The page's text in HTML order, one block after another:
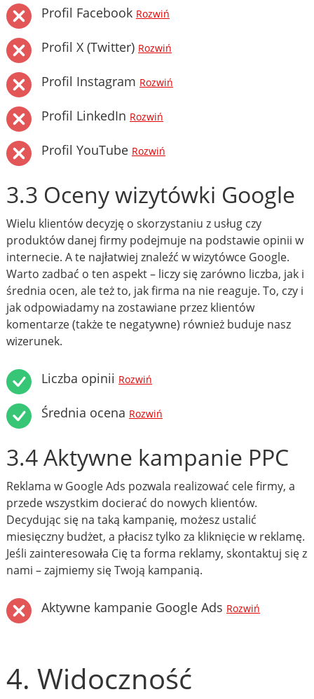
Profil Facebook Rozwiń
Profil X (Twitter) Rozwiń
Profil Instagram Rozwiń
Profil LinkedIn Rozwiń
Profil YouTube Rozwiń
3.3 Oceny wizytówki Google
Wielu klientów decyzję o skorzystaniu z usług czy
produktów danej firmy podejmuje na podstawie opinii w
internecie. A te najłatwiej znaleźć w wizytówce Google.
Warto zadbać o ten aspekt – liczy się zarówno liczba, jak i
średnia ocen, ale też to, jak firma na nie reaguje. To, czy i
jak odpowiadamy na zostawiane przez klientów
komentarze (także te negatywne) również buduje nasz
wizerunek.
Liczba opinii Rozwiń
Średnia ocena Rozwiń
3.4 Aktywne kampanie PPC
Reklama w Google Ads pozwala realizować cele firmy, a
przede wszystkim docierać do nowych klientów.
Decydując się na taką kampanię, możesz ustalić
miesięczny budżet, a płacisz tylko za kliknięcie w reklamę.
Jeśli zainteresowała Cię ta forma reklamy, skontaktuj się z
nami – zajmiemy się Twoją kampanią.
Aktywne kampanie Google Ads Rozwiń
4. Widoczność